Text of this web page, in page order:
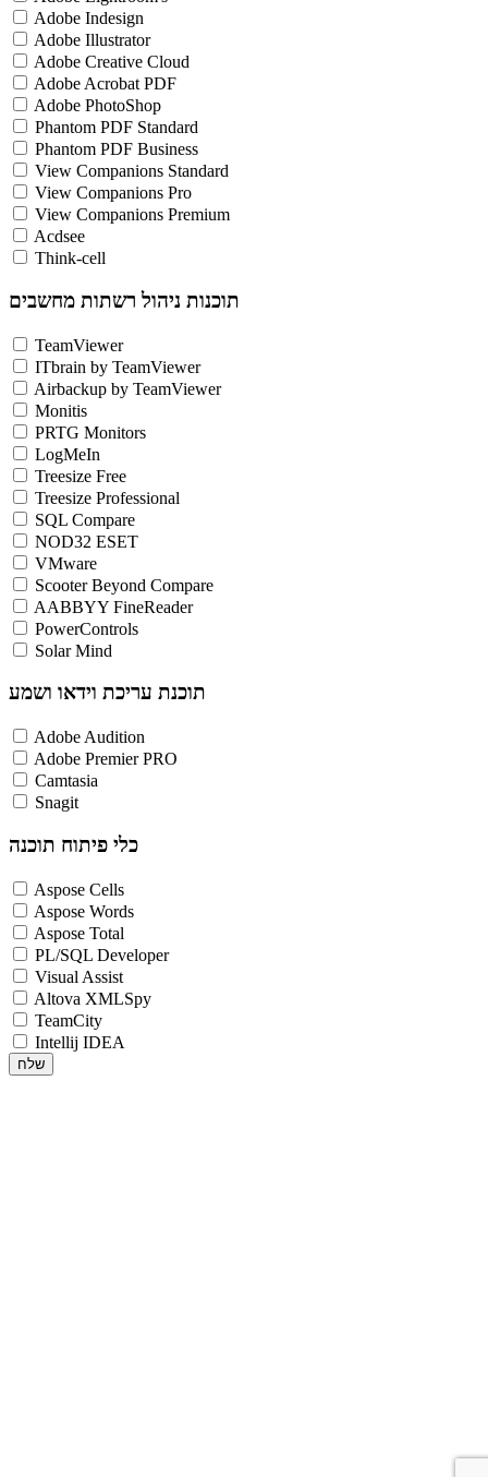
Adobe Indesign
Adobe Illustrator
Adobe Creative Cloud
Adobe Acrobat PDF
Adobe PhotoShop
Phantom PDF Standard
Phantom PDF Business
View Companions Standard
View Companions Pro
View Companions Premium
Acdsee
Think-cell
תוכנות ניהול רשתות מחשבים
TeamViewer
ITbrain by TeamViewer
Airbackup by TeamViewer
Monitis
PRTG Monitors
LogMeIn
Treesize Free
Treesize Professional
SQL Compare
NOD32 ESET
VMware
Scooter Beyond Compare
AABBYY FineReader
PowerControls
Solar Mind
תוכנת עריכת וידאו ושמע
Adobe Audition
Adobe Premier PRO
Camtasia
Snagit
כלי פיתוח תוכנה
Aspose Cells
Aspose Words
Aspose Total
PL/SQL Developer
Visual Assist
Altova XMLSpy
TeamCity
Intellij IDEA